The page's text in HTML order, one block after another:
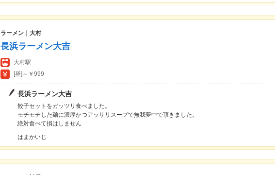
ラーメン｜大村
長浜ラーメン大吉
大村駅
[昼]～￥999
長浜ラーメン大吉
餃子セットをガッツリ食べました。
モチモチした麺に濃厚かつアッサリスープで無我夢中で頂きました。
絶対食べて損はしません
はまかいじ